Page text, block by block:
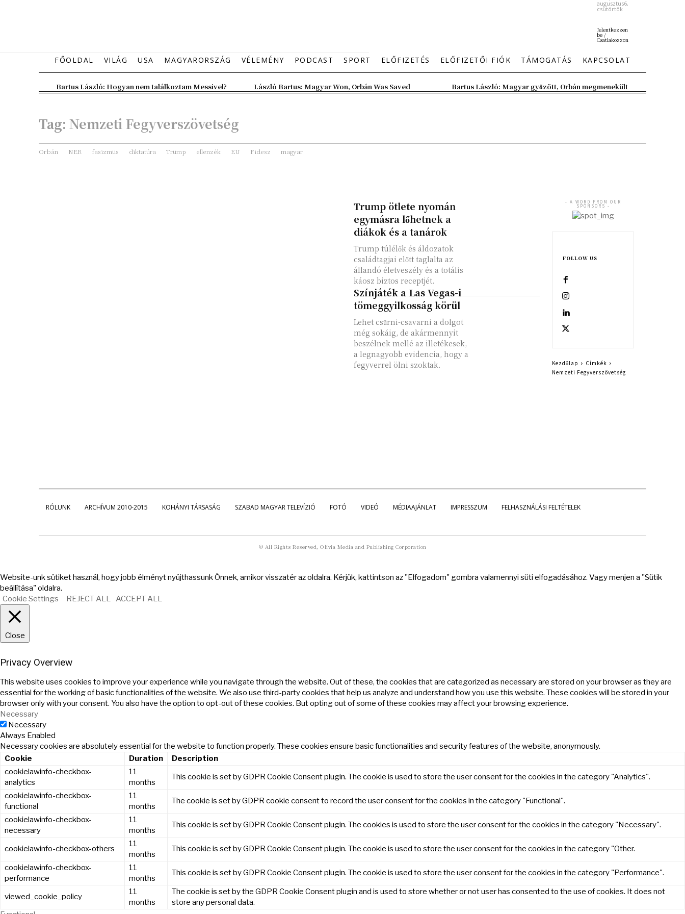
augusztus6,
csütörtök
Jelentkezzen
be /
Csatlakozzon
FŐOLDAL VILÁG USA MAGYARORSZÁG VÉLEMÉNY PODCAST SPORT ELŐFIZETÉS ELŐFIZETŐI FIÓK TÁMOGATÁS KAPCSOLAT
Bartus László: Hogyan nem találkoztam Messivel? László Bartus: Magyar Won, Orbán Was Saved Bartus László: Magyar győzött, Orbán megmenekült
Tag: Nemzeti Fegyverszövetség
Orbán NER fasizmus diktatúra Trump ellenzék EU Fidesz magyar
Trump ötlete nyomán
egymásra lőhetnek a
diákok és a tanárok
Trump túlélők és áldozatok
családtagjai előtt taglalta az
állandó életveszély és a totális
káosz biztos receptjét.
Színjáték a Las Vegas-i
tömeggyilkosság körül
Lehet csűrni-csavarni a dolgot
még sokáig, de akármennyit
beszélnek mellé az illetékesek,
a legnagyobb evidencia, hogy a
fegyverrel ölni szoktak.
- A WORD FROM OUR
SPONSORS -
FOLLOW US
Kezdőlap
Címkék
Nemzeti Fegyverszövetség
RÓLUNK ARCHÍVUM 2010-2015 KOHÁNYI TÁRSASÁG SZABAD MAGYAR TELEVÍZIÓ FOTÓ VIDEÓ MÉDIAAJÁNLAT IMPRESSZUM FELHASZNÁLÁSI FELTÉTELEK
© All Rights Reserved, Olivia Media and Publishing Corporation
Website-unk sütiket használ, hogy jobb élményt nyújthassunk Önnek, amikor visszatér az oldalra. Kérjük, kattintson az "Elfogadom" gombra valamennyi süti elfogadásához. Vagy menjen a "Sütik
beállítása" oldalra.
Cookie Settings
REJECT ALL ACCEPT ALL
Close
Privacy Overview
This website uses cookies to improve your experience while you navigate through the website. Out of these, the cookies that are categorized as necessary are stored on your browser as they are
essential for the working of basic functionalities of the website. We also use third-party cookies that help us analyze and understand how you use this website. These cookies will be stored in your
browser only with your consent. You also have the option to opt-out of these cookies. But opting out of some of these cookies may affect your browsing experience.
Necessary
Necessary
Always Enabled
Necessary cookies are absolutely essential for the website to function properly. These cookies ensure basic functionalities and security features of the website, anonymously.
Cookie
Duration
Description
cookielawinfo-checkbox-
analytics
11
months
This cookie is set by GDPR Cookie Consent plugin. The cookie is used to store the user consent for the cookies in the category "Analytics".
cookielawinfo-checkbox-
functional
11
months
The cookie is set by GDPR cookie consent to record the user consent for the cookies in the category "Functional".
cookielawinfo-checkbox-
necessary
11
months
This cookie is set by GDPR Cookie Consent plugin. The cookies is used to store the user consent for the cookies in the category "Necessary".
cookielawinfo-checkbox-others
11
months
This cookie is set by GDPR Cookie Consent plugin. The cookie is used to store the user consent for the cookies in the category "Other.
cookielawinfo-checkbox-
performance
11
months
This cookie is set by GDPR Cookie Consent plugin. The cookie is used to store the user consent for the cookies in the category "Performance".
viewed_cookie_policy
11
months
The cookie is set by the GDPR Cookie Consent plugin and is used to store whether or not user has consented to the use of cookies. It does not
store any personal data.